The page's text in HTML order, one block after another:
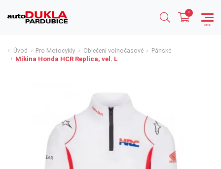
Úvod Pro Motocykly Oblečení volnočasové Pánské
Mikina Honda HCR Replica, vel. L